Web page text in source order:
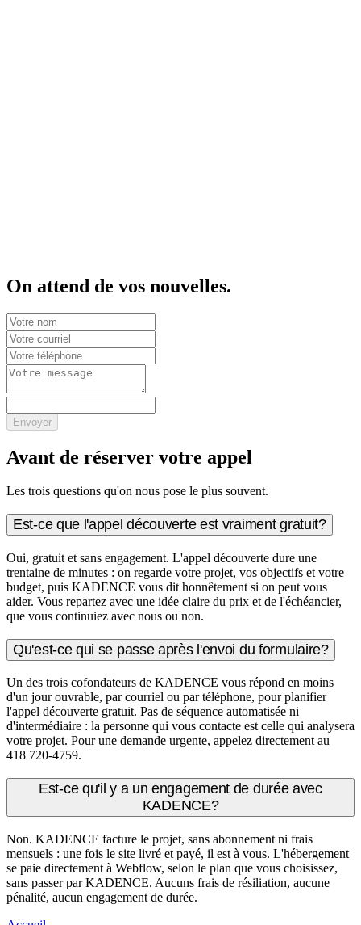
On attend de vos nouvelles.
Envoyer
Avant de réserver votre appel
Les trois questions qu'on nous pose le plus souvent.
Est-ce que l'appel découverte est vraiment gratuit?
Oui, gratuit et sans engagement. L'appel découverte dure une
trentaine de minutes : on regarde votre projet, vos objectifs et votre
budget, puis KADENCE vous dit honnêtement si on peut vous
aider. Vous repartez avec une idée claire du prix et de l'échéancier,
que vous continuiez avec nous ou non.
Qu'est-ce qui se passe après l'envoi du formulaire?
Un des trois cofondateurs de KADENCE vous répond en moins
d'un jour ouvrable, par courriel ou par téléphone, pour planifier
l'appel découverte gratuit. Pas de séquence automatisée ni
d'intermédiaire : la personne qui vous contacte est celle qui analysera
votre projet. Pour une demande urgente, appelez directement au
418 720-4759.
Est-ce qu'il y a un engagement de durée avec
KADENCE?
Non. KADENCE facture le projet, sans abonnement ni frais
mensuels : une fois le site livré et payé, il est à vous. L'hébergement
se paie directement à Webflow, selon le plan que vous choisissez,
sans passer par KADENCE. Aucuns frais de résiliation, aucune
pénalité, aucun engagement de durée.